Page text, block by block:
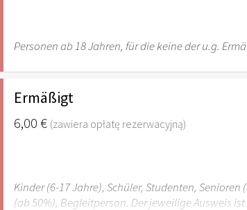
Personen ab 18 Jahren, für die keine der u.g.
Ermäßigt
6,00 € (zawiera opłatę rezerwacyjną)
Kinder (6-17 Jahre), Schüler, Studenten,
(ab 50%), Begleitperson. Der jeweilige Ausweis